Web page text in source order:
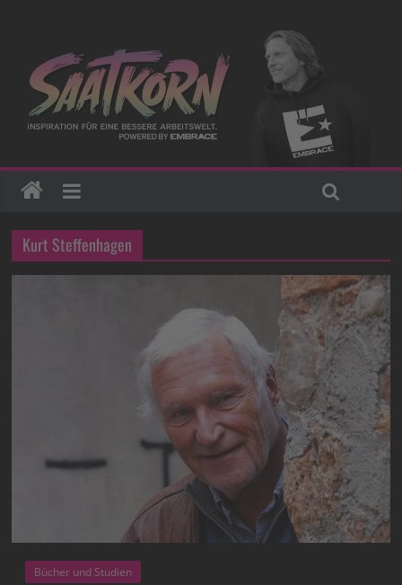
Kurt Steffenhagen
Bücher und Studien